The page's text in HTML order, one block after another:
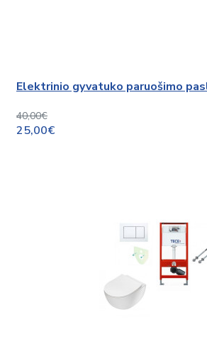
Elektrinio gyvatuko paruošimo
40,00€
25,00€